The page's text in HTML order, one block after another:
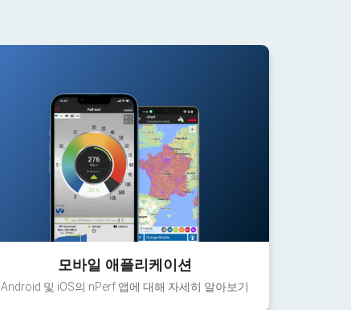
모바일 애플리케이션
Android 및 iOS의 nPerf 앱에 대해 자세히 알아보기